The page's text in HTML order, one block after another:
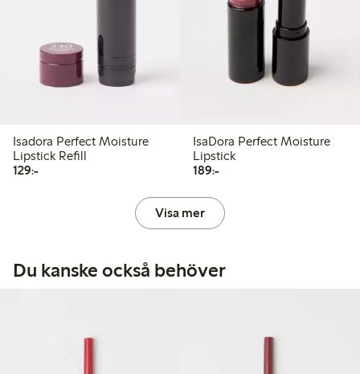
Isadora Perfect Moisture
Lipstick Refill
129:-129,00 kr
IsaDora Perfect Moisture
Lipstick
189:-189,00 kr
Visa mer
Du kanske också behöver